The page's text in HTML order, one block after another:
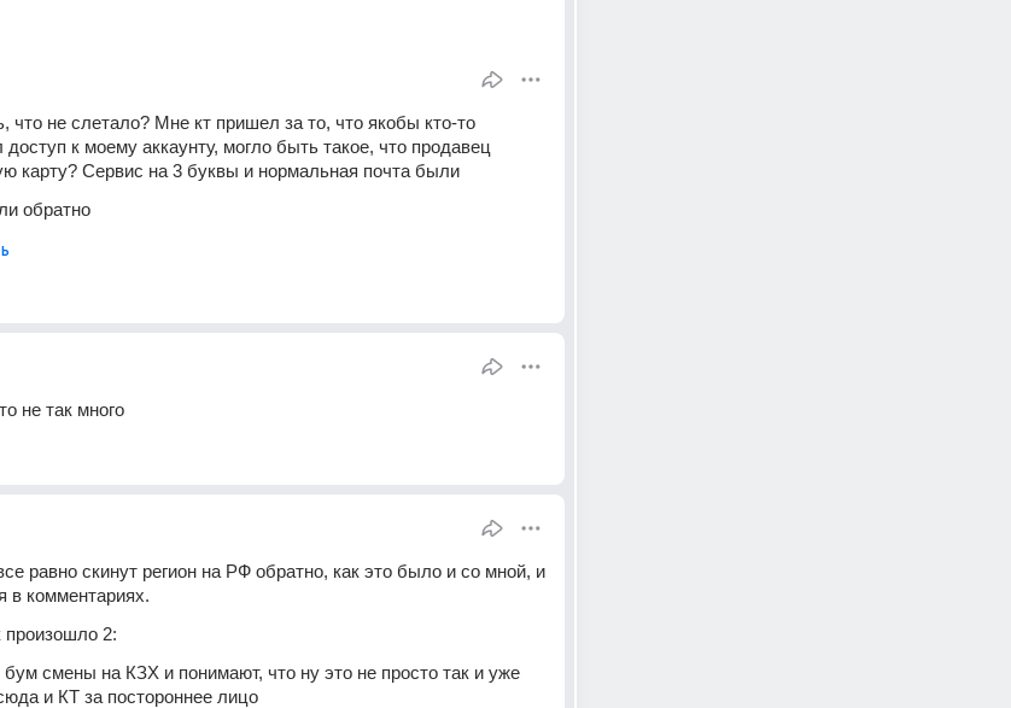
что не слетало? Мне кт пришел за то, что якобы кто-то
доступ к моему аккаунту, могло быть такое, что продавец
карту? Сервис на 3 буквы и нормальная почта были
обратно
не так много
равно скинут регион на РФ обратно, как это было и со мной, и
в комментариях.
произошло 2:
смены на КЗХ и понимают, что ну это не просто так и уже
и КТ за постороннее лицо